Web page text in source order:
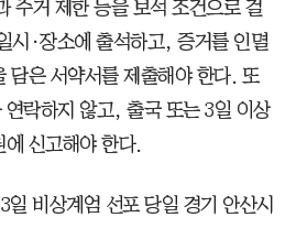
주거 제한 등을 보석 조건으로 걸
시·장소에 출석하고, 증거를 인멸
담은 서약서를 제출해야 한다. 또
락하지 않고, 출국 또는 3일 이상
에 신고해야 한다.
일 비상계엄 선포 당일 경기 안산시